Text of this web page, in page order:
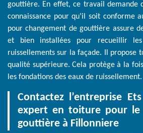
gouttière. En effet, ce travail demande
connaissance pour qu’il soit conforme
pour changement de gouttière assure
et bien installées pour recueillir
ruissellements sur la façade. Il propose
qualité supérieure. Cela protège à la
les fondations des eaux de ruissellement.
Contactez l’entreprise
expert en toiture pour le
gouttière à Fillonniere